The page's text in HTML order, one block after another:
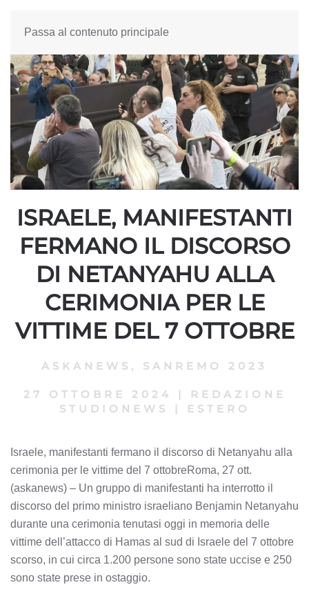
Passa al contenuto principale
ISRAELE, MANIFESTANTI
FERMANO IL DISCORSO
DI NETANYAHU ALLA
CERIMONIA PER LE
VITTIME DEL 7 OTTOBRE
ASKANEWS , SANREMO 2023
27 OTTOBRE 2024 |
REDAZIONE
STUDIONEWS
| ESTERO
Israele, manifestanti fermano il discorso di Netanyahu alla
cerimonia per le vittime del 7 ottobreRoma, 27 ott.
(askanews) – Un gruppo di manifestanti ha interrotto il
discorso del primo ministro israeliano Benjamin Netanyahu
durante una cerimonia tenutasi oggi in memoria delle
vittime dell’attacco di Hamas al sud di Israele del 7 ottobre
scorso, in cui circa 1.200 persone sono state uccise e 250
sono state prese in ostaggio.